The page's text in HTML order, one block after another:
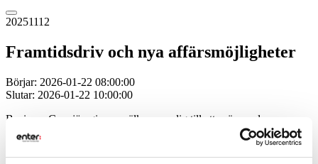
20251112
Framtidsdriv och nya affärsmöjligheter
Börjar: 2026-01-22 08:00:00
Slutar: 2026-01-22 10:00:00
Business Gnosjöregionen välkomnar dig till ett spännande
morgonseminarium där du kommer att få en presentation av de
viktigaste förändringarna som kommer att prägla året som kommer,
helt enkelt ”2026 i Backspegeln”.